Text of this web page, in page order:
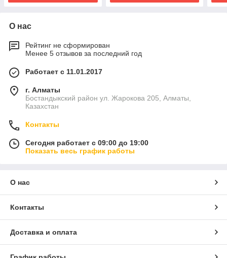
О нас
Рейтинг не сформирован
Менее 5 отзывов за последний год
Работает с 11.01.2017
г. Алматы
Бостандыкский район ул. Жарокова 205, Алматы,
Казахстан
Контакты
Сегодня работает с 09:00 до 19:00
Показать весь график работы
О нас
Контакты
Доставка и оплата